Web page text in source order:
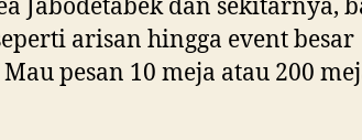
Jabodetabek dan sekitarnya,
arisan hingga event besar
pesan 10 meja atau 200